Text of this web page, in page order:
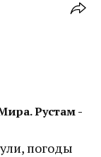
Рустам -
погоды